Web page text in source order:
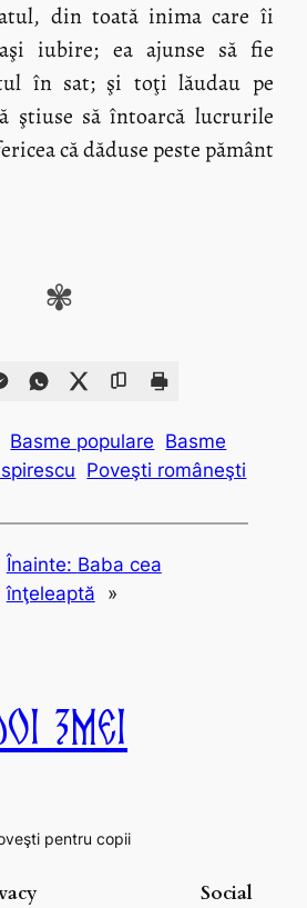
din toată inima care îi
iubire; ea ajunse să fie
în sat; şi toţi lăudau pe
ştiuse să întoarcă lucrurile
că dăduse peste pământ
✾
Basme populare Basme
Poveşti româneşti
Înainte: Baba cea
înţeleaptă
»
Zmei
pentru copii
Social